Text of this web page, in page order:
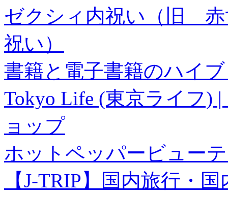
ゼクシィ内祝い（旧 赤
祝い）
書籍と電子書籍のハイ
Tokyo Life (東京ライフ)
ョップ
ホットペッパービュー
【J-TRIP】国内旅行・